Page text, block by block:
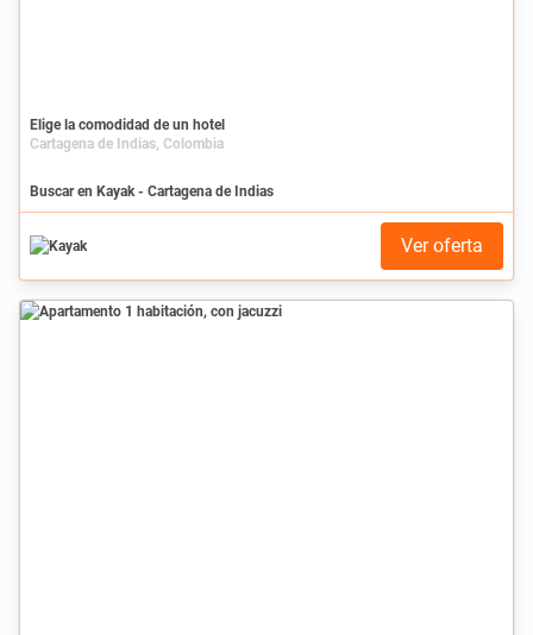
Elige la comodidad de un hotel
Cartagena de Indias, Colombia
Buscar en Kayak - Cartagena de Indias
Ver oferta